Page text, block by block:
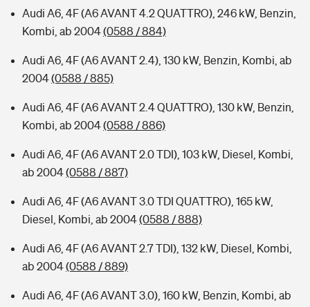
Audi A6, 4F (A6 AVANT 4.2 QUATTRO), 246 kW, Benzin,
Kombi, ab 2004(0588 / 884)
Audi A6, 4F (A6 AVANT 2.4), 130 kW, Benzin, Kombi, ab
2004(0588 / 885)
Audi A6, 4F (A6 AVANT 2.4 QUATTRO), 130 kW, Benzin,
Kombi, ab 2004(0588 / 886)
Audi A6, 4F (A6 AVANT 2.0 TDI), 103 kW, Diesel, Kombi,
ab 2004(0588 / 887)
Audi A6, 4F (A6 AVANT 3.0 TDI QUATTRO), 165 kW,
Diesel, Kombi, ab 2004(0588 / 888)
Audi A6, 4F (A6 AVANT 2.7 TDI), 132 kW, Diesel, Kombi,
ab 2004(0588 / 889)
Audi A6, 4F (A6 AVANT 3.0), 160 kW, Benzin, Kombi, ab